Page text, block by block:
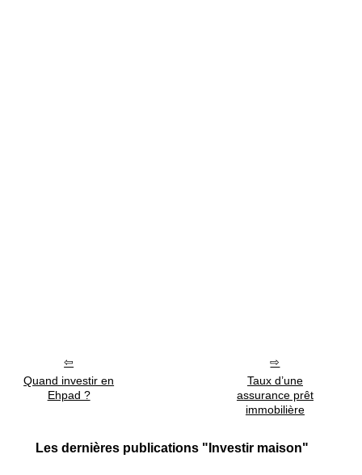
Quand investir en
Ehpad ?
Taux d’une
assurance prêt
immobilière
Les dernières publications "Investir maison"